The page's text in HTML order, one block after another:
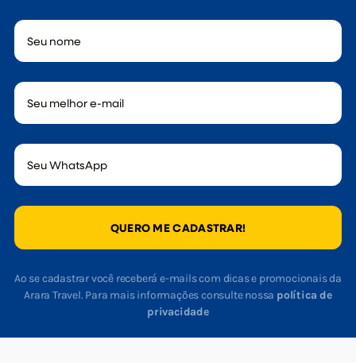
QUERO ME CADASTRAR!
Ao se cadastrar você receberá e-mails com dicas e promocionais da
Arara Travel. Para mais informações consulte nossa política de
privacidade